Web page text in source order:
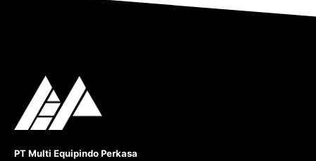
PT Multi Equipindo Perkasa